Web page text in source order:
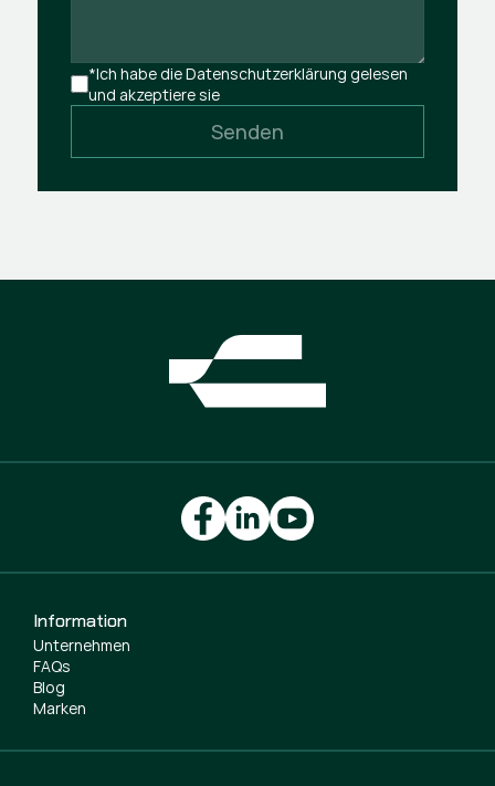
*Ich habe die Datenschutzerklärung gelesen
und akzeptiere sie
Senden
Information
Unternehmen
FAQs
Blog
Marken